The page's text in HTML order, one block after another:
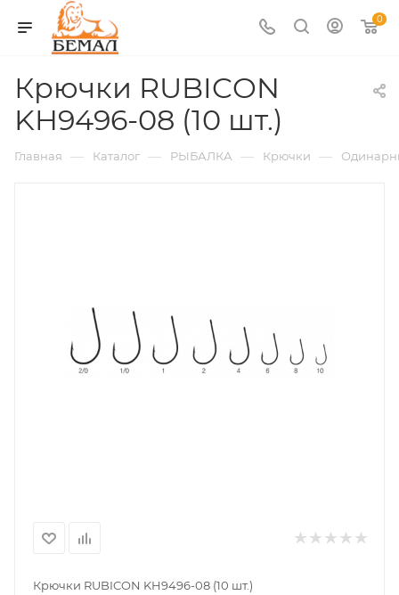
0
Крючки RUBICON
KH9496-08 (10 шт.)
Главная — Каталог — РЫБАЛКА — Крючки —
Крючки RUBICON KH9496-08 (10 шт.)